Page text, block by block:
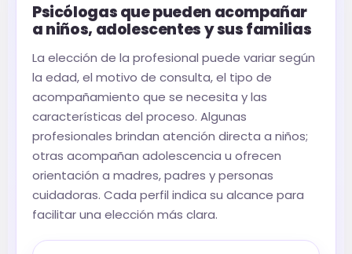
Psicólogas que pueden acompañar
a niños, adolescentes y sus familias
La elección de la profesional puede variar según
la edad, el motivo de consulta, el tipo de
acompañamiento que se necesita y las
características del proceso. Algunas
profesionales brindan atención directa a niños;
otras acompañan adolescencia u ofrecen
orientación a madres, padres y personas
cuidadoras. Cada perfil indica su alcance para
facilitar una elección más clara.